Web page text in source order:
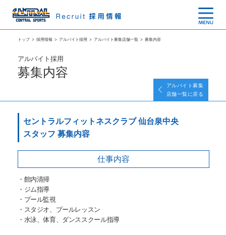
トップ > 採用情報 > アルバイト採用 > アルバイト募集店舗一覧 > 募集内容
アルバイト採用
募集内容
アルバイト募集
店舗一覧に戻る
セントラルフィットネスクラブ 仙台泉中央
スタッフ 募集内容
仕事内容
・館内清掃
・ジム指導
・プール監視
・スタジオ、プールレッスン
・水泳、体育、ダンススクール指導